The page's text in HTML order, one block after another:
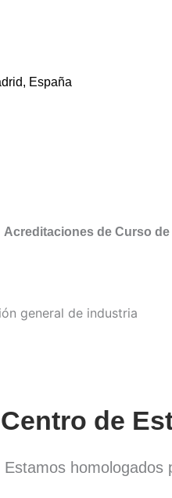
España
Acreditaciones de Curso
Centro de